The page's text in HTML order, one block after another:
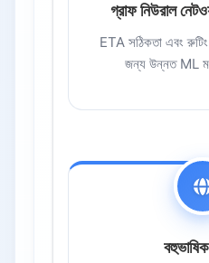
গ্রাফ নিউরাল
ETA সঠিকতা এবং রুটিং
জন্য উন্নত ML